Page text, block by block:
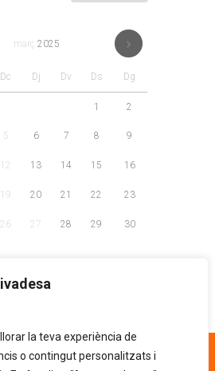
la teva experiència de
o contingut personalitzats i
març 2025
Dc Dj Dv Ds Dg
1 2
5 6 7 8 9
12 13 14 15 16
19 20 21 22 23
26 27 28 29 30
268 81 30